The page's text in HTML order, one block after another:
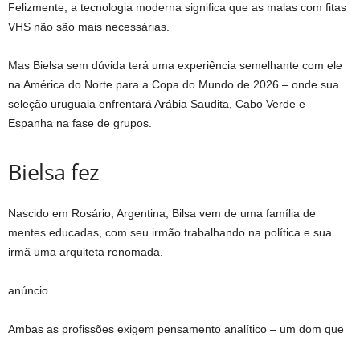
Felizmente, a tecnologia moderna significa que as malas com fitas
VHS não são mais necessárias.
Mas Bielsa sem dúvida terá uma experiência semelhante com ele
na América do Norte para a Copa do Mundo de 2026 – onde sua
seleção uruguaia enfrentará Arábia Saudita, Cabo Verde e
Espanha na fase de grupos.
Bielsa fez
Nascido em Rosário, Argentina, Bilsa vem de uma família de
mentes educadas, com seu irmão trabalhando na política e sua
irmã uma arquiteta renomada.
anúncio
Ambas as profissões exigem pensamento analítico – um dom que